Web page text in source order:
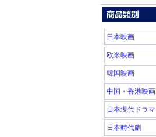
日本映画
欧米映画
韓国映画
中国・香港映画
日本現代ドラマ
日本時代劇
0